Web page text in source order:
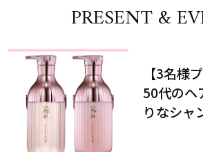
PRESENT &
【3名様
50代のヘ
りなシャ